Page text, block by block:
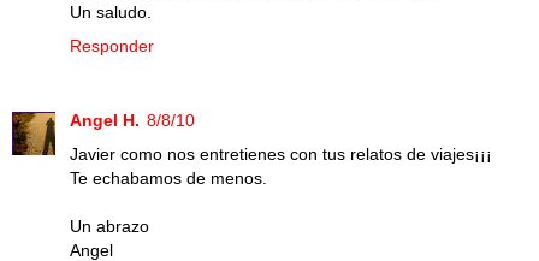
Un saludo.
Responder
Angel H. 8/8/10
Javier como nos entretienes con tus relatos de viajes¡¡¡
Te echabamos de menos.
Un abrazo
Angel